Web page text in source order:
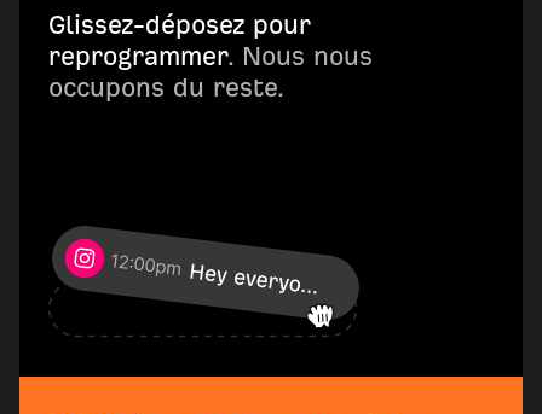
Glissez-déposez pour
reprogrammer. Nous nous
occupons du reste.